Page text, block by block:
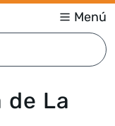
Menú
de La